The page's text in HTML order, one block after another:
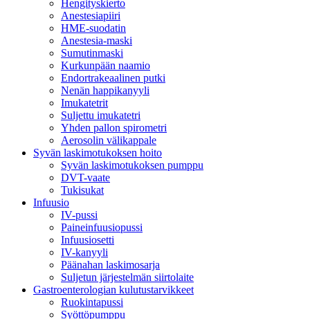
Hengityskierto
Anestesiapiiri
HME-suodatin
Anestesia-maski
Sumutinmaski
Kurkunpään naamio
Endortrakeaalinen putki
Nenän happikanyyli
Imukatetrit
Suljettu imukatetri
Yhden pallon spirometri
Aerosolin välikappale
Syvän laskimotukoksen hoito
Syvän laskimotukoksen pumppu
DVT-vaate
Tukisukat
Infuusio
IV-pussi
Paineinfuusiopussi
Infuusiosetti
IV-kanyyli
Päänahan laskimosarja
Suljetun järjestelmän siirtolaite
Gastroenterologian kulutustarvikkeet
Ruokintapussi
Syöttöpumppu